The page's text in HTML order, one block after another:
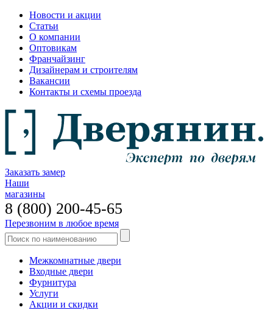
Новости и акции
Статьи
О компании
Оптовикам
Франчайзинг
Дизайнерам и строителям
Вакансии
Контакты и схемы проезда
Заказать замер
Наши
магазины
8 (800) 200-45-65
Перезвоним в любое время
Межкомнатные двери
Входные двери
Фурнитура
Услуги
Акции и скидки